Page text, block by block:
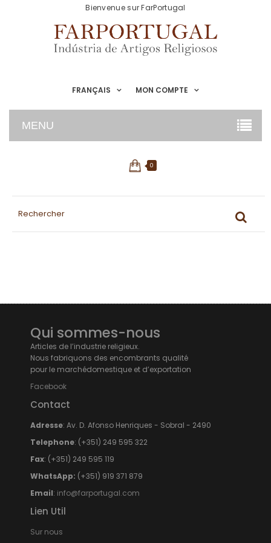
FRANÇAIS
Bienvenue sur FarPortugal
MON COMPTE
MENU
0
Qui sommes-nous
Articles de l’industrie religieux.
Nous fabriquons des encombrants qualité
pour le marchédomestique et d’exportation
Facebook
Contact
Adresse: Av. D. Afonso Henriques - Sobral - 2490
Telephone: (+351) 249 595 322
Fax: (+351) 249 595 119
WhatsApp: (+351) 919 371 879
Email: info@farportugal.com
Lien Util
Sur nous